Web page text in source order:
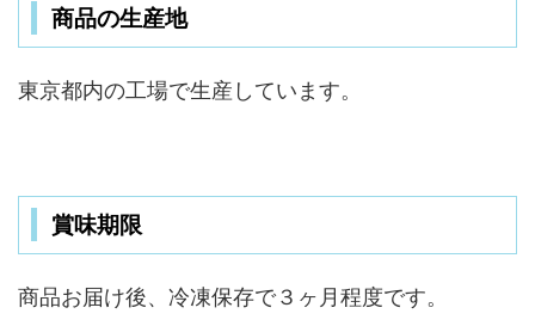
商品の生産地
東京都内の工場で生産しています。
賞味期限
商品お届け後、冷凍保存で３ヶ月程度です。